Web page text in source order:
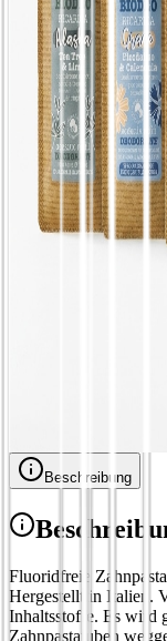
und
Alaska
€ 6,12
Natürlicher
Farben:
Saponaria,
Beschreibung
Fluoridfreie
Hergestellt in Italien.
Inhaltsstoffe. Es wird
Zahnpastatuben